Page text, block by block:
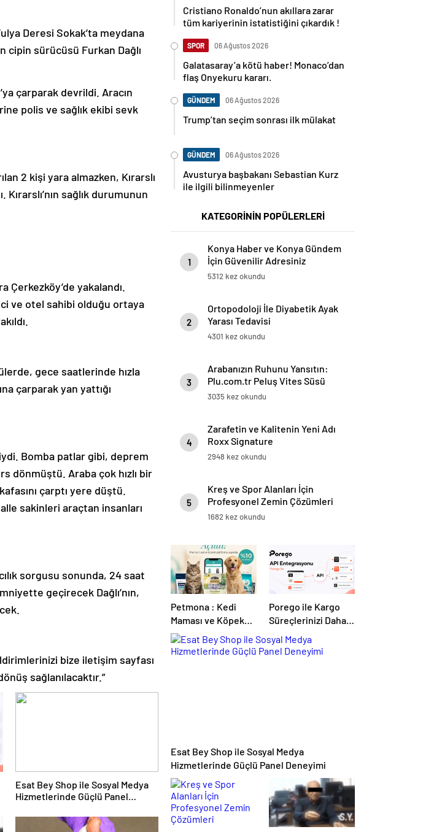
Deresi Sokak’ta meydana
cipin sürücüsü Furkan Dağlı
çarparak devrildi. Aracın
polis ve sağlık ekibi sevk
2 kişi yara almazken, Kırarslı
sağlık durumunun
Çerkezköy’de yakalandı.
ve otel sahibi olduğu ortaya
gece saatlerinde hızla
çarparak yan yattığı
Bomba patlar gibi, deprem
dönmüştü. Araba çok hızlı bir
çarptı yere düştü.
sakinleri araçtan insanları
sorgusu sonunda, 24 saat
geçirecek Dağlı’nın,
bize iletişim sayfası
sağlanılacaktır.”
Esat Bey Shop ile Sosyal Medya
Hizmetlerinde Güçlü Panel
Cristiano Ronaldo’nun akıllara zarar
tüm kariyerinin istatistiğini çıkardık !
SPOR 06 Ağustos 2026
Galatasaray’a kötü haber! Monaco’dan
flaş Onyekuru kararı.
GÜNDEM 06 Ağustos 2026
Trump’tan seçim sonrası ilk mülakat
GÜNDEM 06 Ağustos 2026
Avusturya başbakanı Sebastian Kurz
ile ilgili bilinmeyenler
KATEGORİNİN POPÜLERLERİ
1
Konya Haber ve Konya Gündem
İçin Güvenilir Adresiniz
5312 kez okundu
2
Ortopodoloji İle Diyabetik Ayak
Yarası Tedavisi
4301 kez okundu
3
Arabanızın Ruhunu Yansıtın:
Plu.com.tr Peluş Vites Süsü
Modelleri
3035 kez okundu
4
Zarafetin ve Kalitenin Yeni Adı
Roxx Signature
2948 kez okundu
5
Kreş ve Spor Alanları İçin
Profesyonel Zemin Çözümleri
1682 kez okundu
Petmona : Kedi
Maması ve Köpek
Maması İle Tüm
Evcil Hayvan
Porego ile Kargo
Süreçlerinizi Daha
Kolay Yönetin
Esat Bey Shop ile Sosyal Medya
Hizmetlerinde Güçlü Panel Deneyimi